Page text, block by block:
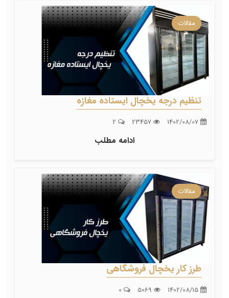
مقالات
تنظیم درجه یخچال ایستاده مغازه
ادامه مطلب
مقالات
طرز کار یخچال فروشگاهی